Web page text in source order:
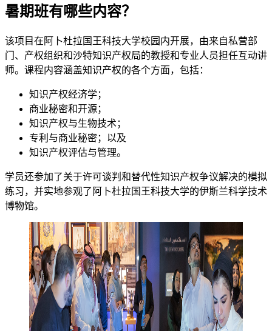
暑期班有哪些内容？
该项目在阿卜杜拉国王科技大学校园内开展，由来自私营部
门、产权组织和沙特知识产权局的教授和专业人员担任互动讲
师。课程内容涵盖知识产权的各个方面，包括：
知识产权经济学；
商业秘密和开源；
知识产权与生物技术；
专利与商业秘密；以及
知识产权评估与管理。
学员还参加了关于许可谈判和替代性知识产权争议解决的模拟
练习，并实地参观了阿卜杜拉国王科技大学的伊斯兰科学技术
博物馆。